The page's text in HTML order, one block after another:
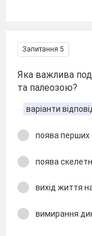
Запитання 5
Яка важлива
та палеозою?
варіанти
поява перших
поява
вихід життя
вимирання